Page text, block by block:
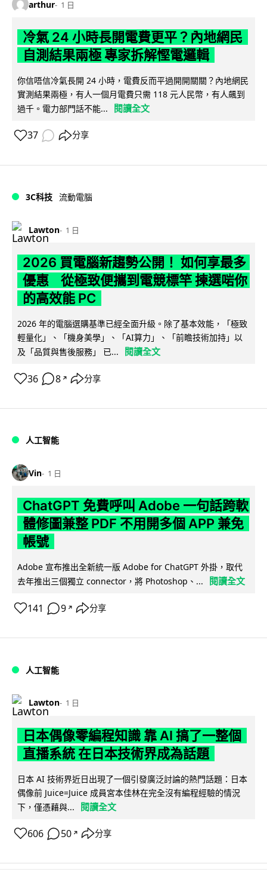
arthur 1 日
冷氣 24 小時長開電費更平？內地網民
自測結果兩極 專家拆解慳電邏輯
你信唔信冷氣長開 24 小時，電費反而平過開開關關？內地網民
實測結果兩極，有人一個月電費只需 118 元人民幣，有人飆到
過千。電力部門話不能...
閱讀全文
37 分享
3C科技 流動電腦
Lawton 1 日
2026 買電腦新趨勢公開！ 如何享最多
優惠 從極致便攜到電競標竿 揀選啱你
的高效能 PC
2026 年的電腦選購基準已經全面升級。除了基本效能，「極致
輕量化」、「機身美學」、「AI算力」、「前瞻技術加持」以
及「品質與售後服務」 已...
閱讀全文
36 8 ↗ 分享
人工智能
Vin 1 日
ChatGPT 免費呼叫 Adobe 一句話跨軟
體修圖兼整 PDF 不用開多個 APP 兼免
帳號
Adobe 宣布推出全新統一版 Adobe for ChatGPT 外掛，取代
去年推出三個獨立 connector，將 Photoshop、...
閱讀全文
141 9 ↗ 分享
人工智能
Lawton 1 日
日本偶像零編程知識 靠 AI 搞了一整個
直播系統 在日本技術界成為話題
日本 AI 技術界近日出現了一個引發廣泛討論的熱門話題：日本
偶像前 Juice=Juice 成員宮本佳林在完全沒有編程經驗的情況
下，僅憑藉與...
閱讀全文
606 50 ↗ 分享